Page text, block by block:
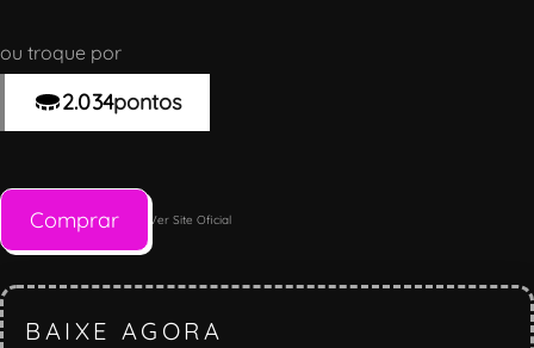
ou troque por
2.034pontos
Comprar Ver Site Oficial
BAIXE AGORA